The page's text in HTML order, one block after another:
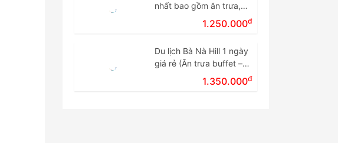
nhất bao gồm ăn trưa,
1.250.000đ
Du lịch Bà Nà Hill 1 ngày
giá rẻ (Ăn trưa buffet –
Tour ghép đoàn)1.350.000đ